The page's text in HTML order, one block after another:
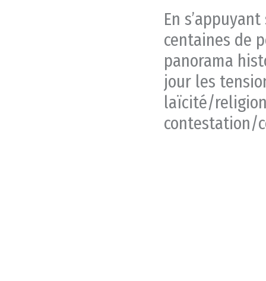
En
centaines de
panorama
jour les
laïcité/
contestation/